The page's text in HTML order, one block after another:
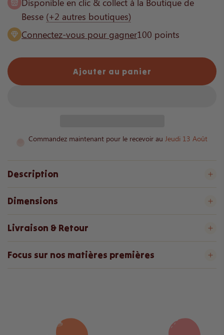
Disponible en clic & collect à la Boutique de
Besse (+2 autres boutiques)
Connectez-vous pour gagner100 points
Ajouter au panier
c
h
e
Commandez maintenant pour le recevoir au Jeudi 13 Août
Description
Dimensions
Livraison & Retour
Focus sur nos matières premières